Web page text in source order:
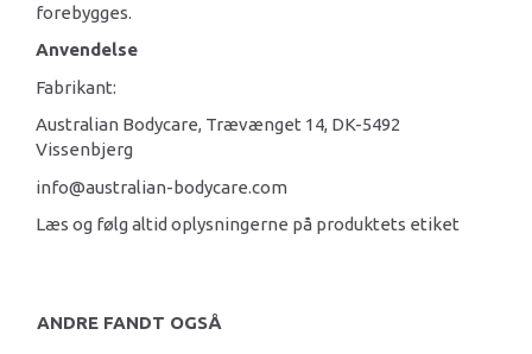
forebygges.
Anvendelse
Fabrikant:
Australian Bodycare, Trævænget 14, DK-5492
Vissenbjerg
info@australian-bodycare.com
Læs og følg altid oplysningerne på produktets etiket
ANDRE FANDT OGSÅ